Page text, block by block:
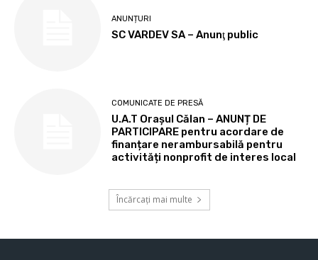
ANUNȚURI
SC VARDEV SA – Anunţ public
COMUNICATE DE PRESĂ
U.A.T Orașul Călan – ANUNȚ DE
PARTICIPARE pentru acordare de
finanțare nerambursabilă pentru
activități nonprofit de interes local
Încărcați mai multe